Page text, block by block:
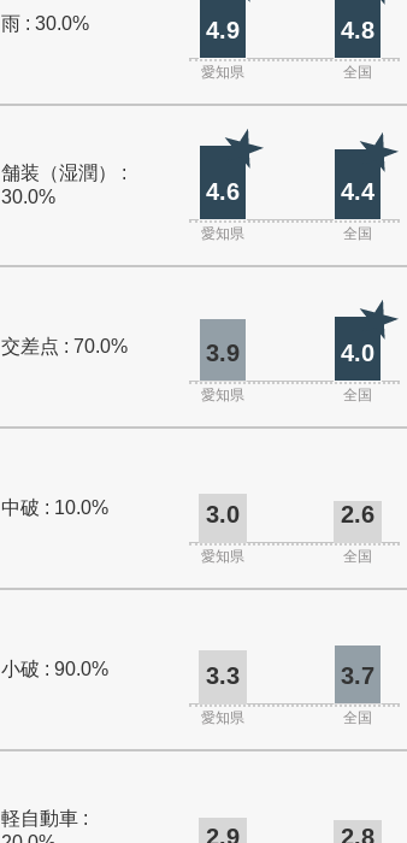
雨 : 30.0% 4.9 4.8
愛知県 全国
舗装（湿潤） :
30.0%
4.6 4.4
愛知県 全国
交差点 : 70.0% 3.9 4.0
愛知県 全国
中破 : 10.0% 3.0 2.6
愛知県 全国
小破 : 90.0% 3.3 3.7
愛知県 全国
軽自動車 :
2.9 2.8